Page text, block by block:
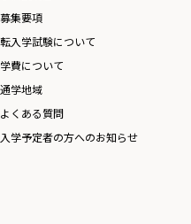
募集要項
転入学試験について
学費について
通学地域
よくある質問
入学予定者の方へのお知らせ